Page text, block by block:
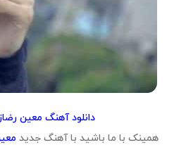
دانلود آهنگ معین
همینک با ما باشید با آهنگ جدید